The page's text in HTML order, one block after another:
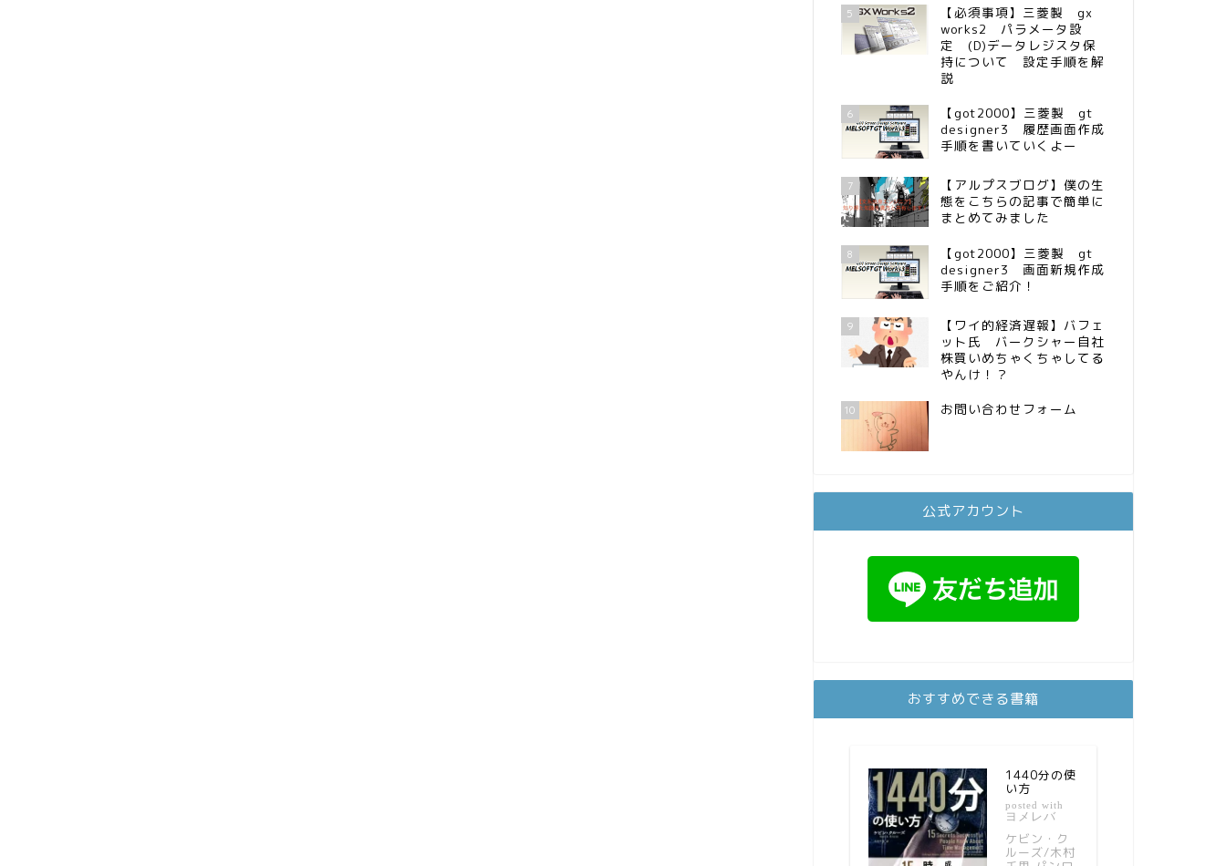
5
【必須事項】三菱製 gx
works2 パラメータ設
定 (D)データレジスタ保
持について 設定手順を解
説
6
【got2000】三菱製 gt
designer3 履歴画面作成
手順を書いていくよー
7
【アルプスブログ】僕の生
態をこちらの記事で簡単に
まとめてみました
8
【got2000】三菱製 gt
designer3 画面新規作成
手順をご紹介！
9
【ワイ的経済遅報】バフェ
ット氏 バークシャー自社
株買いめちゃくちゃしてる
やんけ！？
10 お問い合わせフォーム
公式アカウント
おすすめできる書籍
1440分の使
い方
posted with
ヨメレバ
ケビン・ク
ルーズ/木村